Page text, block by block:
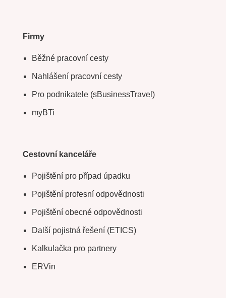
Firmy
Běžné pracovní cesty
Nahlášení pracovní cesty
Pro podnikatele (sBusinessTravel)
myBTi
Cestovní kanceláře
Pojištění pro případ úpadku
Pojištění profesní odpovědnosti
Pojištění obecné odpovědnosti
Další pojistná řešení (ETICS)
Kalkulačka pro partnery
ERVin